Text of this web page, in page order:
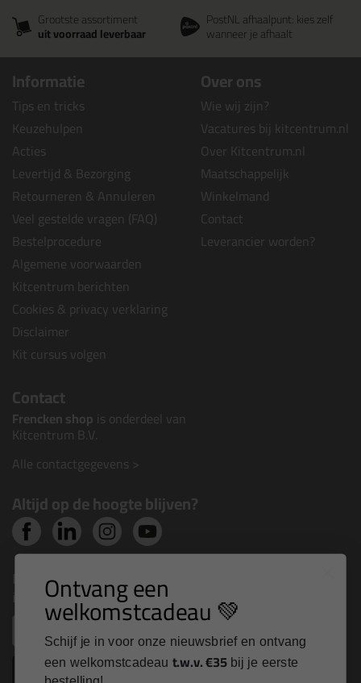
Grootste assortiment
uit voorraad leverbaar
PostNL afhaalpunt: kies zelf
wanneer je afhaalt
Informatie
Tips en tricks
Keuzehulpen
Acties
Levertijd & Bezorging
Retourneren & Annuleren
Veel gestelde vragen (FAQ)
Bestelprocedure
Algemene voorwaarden
Kitcentrum berichten
Cookies & privacy verklaring
Disclaimer
Kit cursus volgen
Over ons
Wie wij zijn?
Vacatures bij kitcentrum.nl
Over Kitcentrum.nl
Maatschappelijk
Winkelmand
Contact
Leverancier worden?
Contact
Frencken shop is onderdeel van
Kitcentrum B.V.
Alle contactgegevens >
Altijd op de hoogte blijven?
Nieuws, tips en exclusieve deals rechtstreeks in je
inbox
Inschrijven
Ontvang een
welkomstcadeau 💚
Schijf je in voor onze nieuwsbrief en ontvang
een welkomstcadeau t.w.v. €35 bij je eerste